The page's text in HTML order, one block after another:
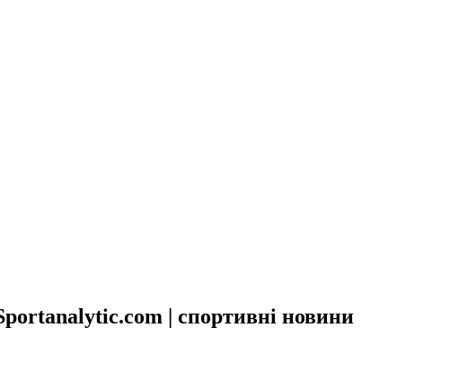
| спортивні новини